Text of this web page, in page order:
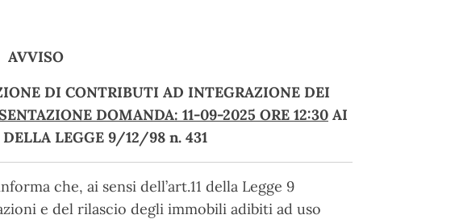
AVVISO
DI CONTRIBUTI AD INTEGRAZIONE DEI
DOMANDA: 11-09-2025 ORE 12:30 AI
DELLA LEGGE 9/12/98 n. 431
che, ai sensi dell’art.11 della Legge 9
e del rilascio degli immobili adibiti ad uso